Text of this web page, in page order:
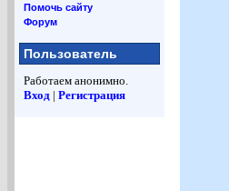
Помочь сайту
Форум
Пользователь
Работаем анонимно.
Вход | Регистрация